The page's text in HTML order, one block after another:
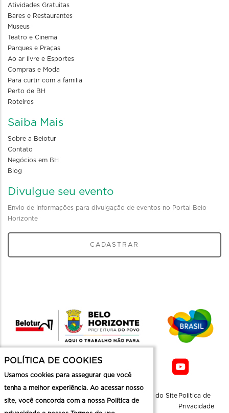
Atividades Gratuitas
Bares e Restaurantes
Museus
Teatro e Cinema
Parques e Praças
Ao ar livre e Esportes
Compras e Moda
Para curtir com a familia
Perto de BH
Roteiros
Saiba Mais
Sobre a Belotur
Contato
Negócios em BH
Blog
Divulgue seu evento
Envio de informações para divulgação de eventos no Portal Belo
Horizonte
CADASTRAR
Mapa do Site Politica de
Privacidade
POLÍTICA DE COOKIES
Usamos cookies para assegurar que você
tenha a melhor experiência. Ao acessar nosso
site, você concorda com a nossa Política de